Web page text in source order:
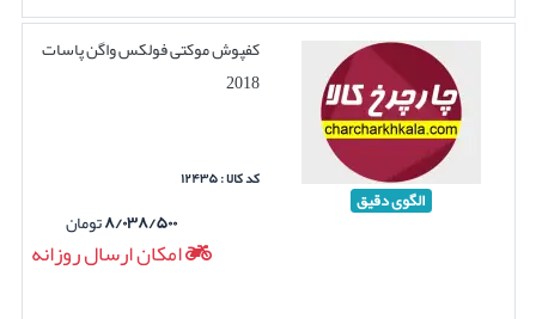
الگوی دقیق
کفپوش موکتی فولکس واگن پاسات
2018
کد کالا : ۱۲۴۳۵
۸/۰۳۸/۵۰۰تومان
امکان ارسال روزانه